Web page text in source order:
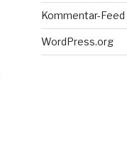
Kommentar-Feed
WordPress.org